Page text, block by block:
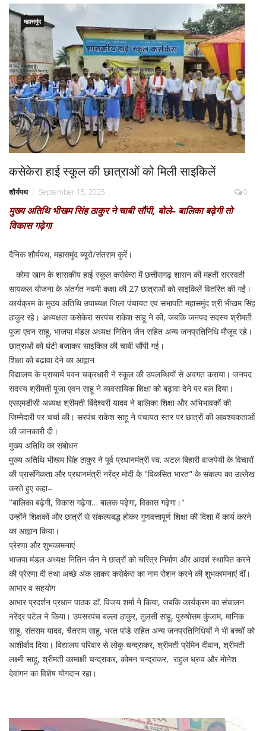
महासमुंद
कसेकेरा हाई स्कूल की छात्राओं को मिली साइकिलें
शौर्यपथ September 15, 2025 0
मुख्य अतिथि भीखम सिंह ठाकुर ने चाबी सौंपी, बोले– बालिका बढ़ेगी तो
विकास गढ़ेगा
दैनिक शौर्यपथ, महासमुंद ब्यूरो/संतराम कुर्रे।
कोमा खान के शासकीय हाई स्कूल कसेकेरा में छत्तीसगढ़ शासन की महती सरस्वती
सायकल योजना के अंतर्गत नवमी कक्षा की 27 छात्राओं को साइकिलें वितरित की गईं।
कार्यक्रम के मुख्य अतिथि उपाध्यक्ष जिला पंचायत एवं सभापति महासमुंद श्री भीखम सिंह
ठाकुर रहे। अध्यक्षता कसेकेरा सरपंच राकेश साहू ने की, जबकि जनपद सदस्य श्रीमती
पूजा एवन साहू, भाजपा मंडल अध्यक्ष नितिन जैन सहित अन्य जनप्रतिनिधि मौजूद रहे।
छात्राओं को घंटी बजाकर साइकिल की चाबी सौंपी गई।
शिक्षा को बढ़ावा देने का आह्वान
विद्यालय के प्राचार्य पवन चक्रधारी ने स्कूल की उपलब्धियों से अवगत कराया। जनपद
सदस्य श्रीमती पूजा एवन साहू ने व्यवसायिक शिक्षा को बढ़ावा देने पर बल दिया।
एसएमडीसी अध्यक्ष श्रीमती बिंदेश्वरी यादव ने बालिका शिक्षा और अभिभावकों की
जिम्मेदारी पर चर्चा की। सरपंच राकेश साहू ने पंचायत स्तर पर छात्रों की आवश्यकताओं
की जानकारी दी।
मुख्य अतिथि का संबोधन
मुख्य अतिथि भीखम सिंह ठाकुर ने पूर्व प्रधानमंत्री स्व. अटल बिहारी वाजपेयी के विचारों
की प्रासंगिकता और प्रधानमंत्री नरेंद्र मोदी के "विकसित भारत" के संकल्प का उल्लेख
करते हुए कहा–
"बालिका बढ़ेगी, विकास गढ़ेगा… बालक पढ़ेगा, विकास गढ़ेगा।"
उन्होंने शिक्षकों और छात्रों से संकल्पबद्ध होकर गुणवत्तापूर्ण शिक्षा की दिशा में कार्य करने
का आह्वान किया।
प्रेरणा और शुभकामनाएं
भाजपा मंडल अध्यक्ष नितिन जैन ने छात्रों को चरित्र निर्माण और आदर्श स्थापित करने
की प्रेरणा दी तथा अच्छे अंक लाकर कसेकेरा का नाम रोशन करने की शुभकामनाएं दीं।
आभार व सहयोग
आभार प्रदर्शन प्रधान पाठक डॉ. विजय शर्मा ने किया, जबकि कार्यक्रम का संचालन
नरेंद्र पटेल ने किया। उपसरपंच बल्ला ठाकुर, तुलसी साहू, पुरुषोत्तम कुंजाम, मानिक
साहू, संतराम यादव, चैतराम साहू, भरत पांडे सहित अन्य जनप्रतिनिधियों ने भी बच्चों को
आशीर्वाद दिया। विद्यालय परिवार से लोकु चन्द्राकर, श्रीमती प्रेमिन दीवान, श्रीमती
लक्ष्मी साहू, श्रीमती कामाक्षी चन्द्राकर, कोमन चन्द्राकर, राहुल ध्रुव और मोनेश
देवांगन का विशेष योगदान रहा।